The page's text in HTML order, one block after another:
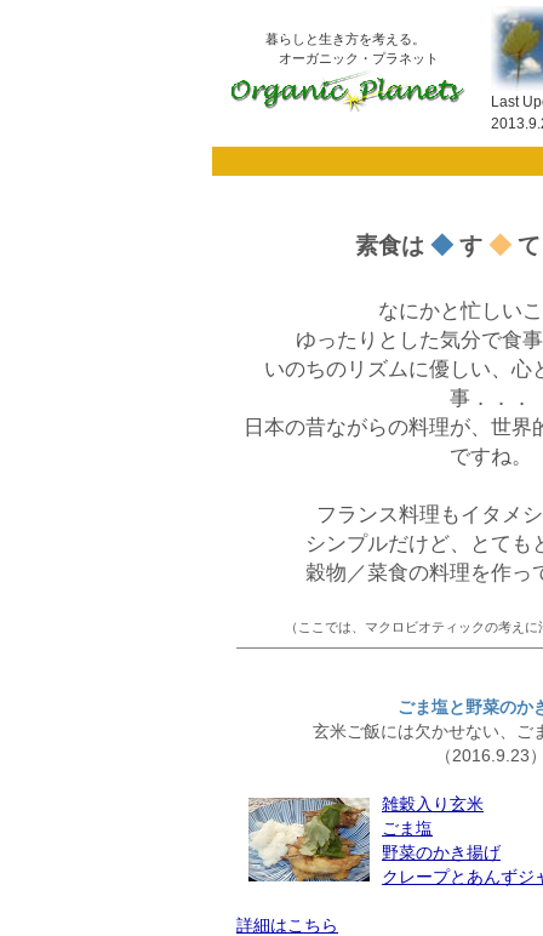
暮らしと生き方を考える。
オーガニック・プラネット
Last
素食は ◆ す ◆
なにかと忙しい
ゆったりとした気分で食
いのちのリズムに優しい、心
事．．．
日本の昔ながらの料理が、世界
ですね。
フランス料理もイタメ
シンプルだけど、とても
穀物／菜食の料理を作っ
（ここでは、マクロビオティックの考え
ごま塩と野菜のか
玄米ご飯には欠かせない、ご
（2016.9.23
雑穀入り玄米
ごま塩
野菜のかき揚げ
クレープとあんずジ
詳細はこちら